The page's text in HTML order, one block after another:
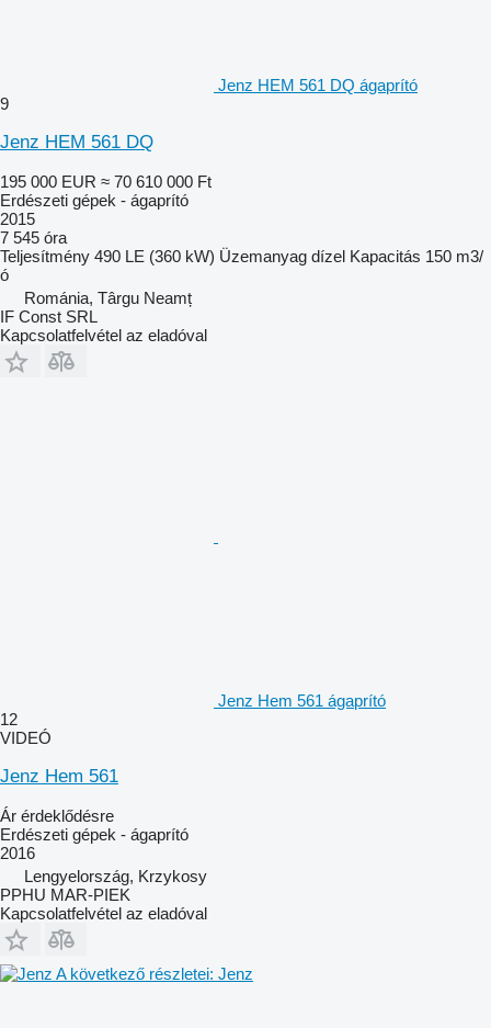
Jenz HEM 561 DQ ágaprító
9
Jenz HEM 561 DQ
195 000 EUR ≈ 70 610 000 Ft
Erdészeti gépek - ágaprító
2015
7 545 óra
Teljesítmény 490 LE (360 kW) Üzemanyag dízel Kapacitás 150 m3/
ó
Románia, Târgu Neamț
IF Const SRL
Kapcsolatfelvétel az eladóval
Jenz Hem 561 ágaprító
12
VIDEÓ
Jenz Hem 561
Ár érdeklődésre
Erdészeti gépek - ágaprító
2016
Lengyelország, Krzykosy
PPHU MAR-PIEK
Kapcsolatfelvétel az eladóval
A következő részletei: Jenz